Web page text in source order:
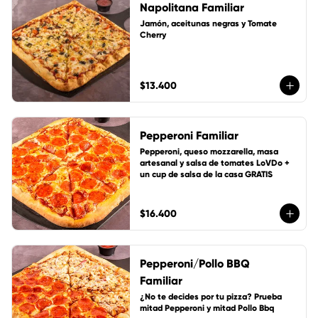
Napolitana Familiar
Jamón, aceitunas negras y Tomate
Cherry
$13.400
Pepperoni Familiar
Pepperoni, queso mozzarella, masa
artesanal y salsa de tomates LoVDo +
un cup de salsa de la casa GRATIS
$16.400
Pepperoni/Pollo BBQ
Familiar
¿No te decides por tu pizza? Prueba
mitad Pepperoni y mitad Pollo Bbq